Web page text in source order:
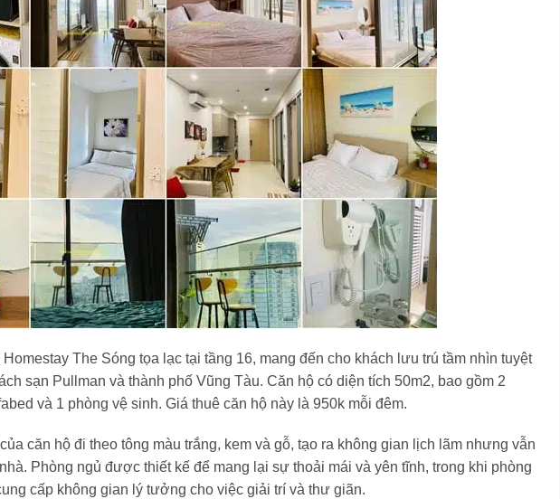
The Sóng tọa lạc tại tầng 16, mang đến cho khách lưu trú tầm nhìn tuyệt
sạn Pullman và thành phố Vũng Tàu. Căn hộ có diện tích 50m2, bao gồm 2
và 1 phòng vệ sinh. Giá thuê căn hộ này là 950k mỗi đêm.
căn hộ đi theo tông màu trắng, kem và gỗ, tạo ra không gian lịch lãm nhưng vẫn
Phòng ngủ được thiết kế để mang lại sự thoải mái và yên tĩnh, trong khi phòng
cấp không gian lý tưởng cho việc giải trí và thư giãn.